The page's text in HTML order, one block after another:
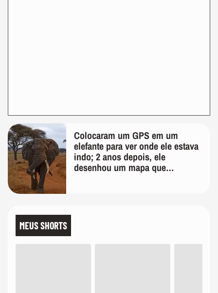
Colocaram um GPS em um
elefante para ver onde ele estava
indo; 2 anos depois, ele
desenhou um mapa que
MEUS SHORTS